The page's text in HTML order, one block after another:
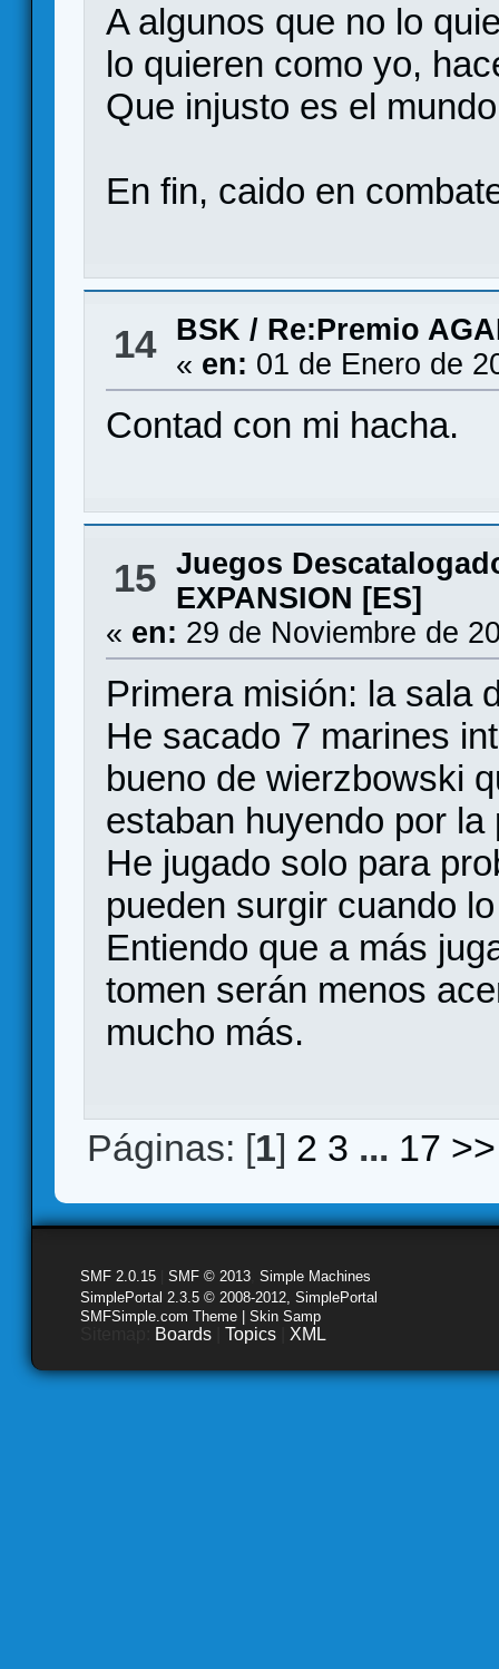
A algunos que no lo
lo quieren como yo,
Que injusto es el
En fin, caido en
14 BSK / Re:Premio
« en: 01 de Enero de
Contad con mi hacha.
15 Juegos
EXPANSION [ES]
« en: 29 de Noviembre de
Primera misión: la sala
He sacado 7 marines
bueno de wierzbowski
estaban huyendo por la
He jugado solo para
pueden surgir cuando
Entiendo que a más
tomen serán menos
mucho más.
Páginas: [1] 2 3 ... 17 >>
SMF 2.0.15 SMF © 2013 Simple Machines
SimplePortal 2.3.5 © 2008-2012, SimplePortal
SMFSimple.com Theme | Skin Samp
Boards Topics XML